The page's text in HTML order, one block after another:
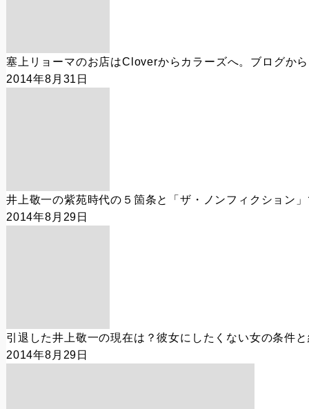
塞上リョーマのお店はCloverからカラーズへ。ブログか
2014年8月31日
井上敬一の紫苑時代の５箇条と「ザ・ノンフィクション
2014年8月29日
引退した井上敬一の現在は？彼女にしたくない女の条件
2014年8月29日